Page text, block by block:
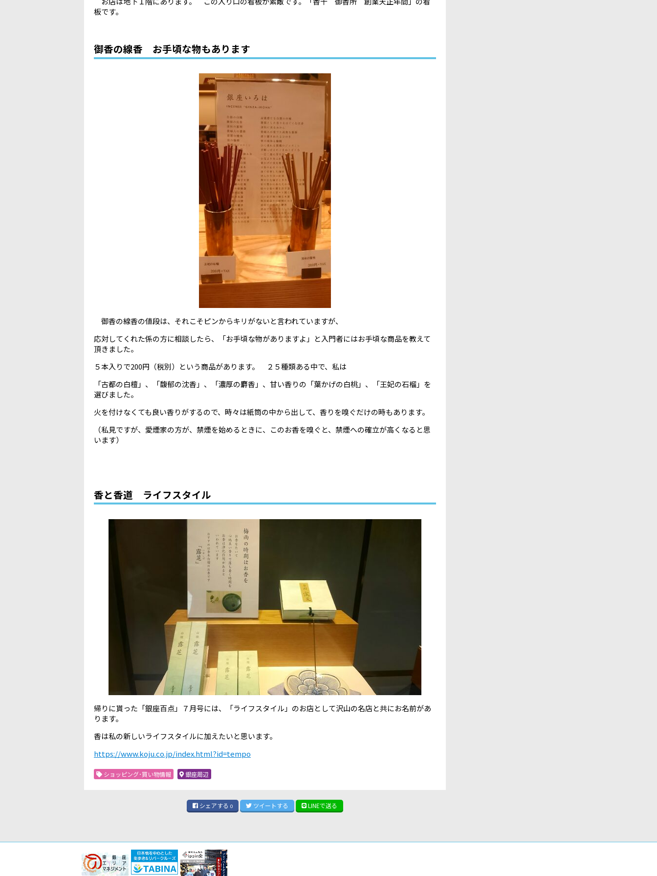
板です。
御香の線香 お手頃な物もあります
御香の線香の値段は、それこそピンからキリがないと言われていますが、
応対してくれた係の方に相談したら、「お手頃な物がありますよ」と入門者にはお手頃な商品を教えて
頂きました。
５本入りで200円（税別）という商品があります。 ２５種類ある中で、私は
「古都の白檀」、「馥郁の沈香」、「濃厚の麝香」、甘い香りの「葉かげの白桃」、「王妃の石榴」を
選びました。
火を付けなくても良い香りがするので、時々は紙筒の中から出して、香りを嗅ぐだけの時もあります。
（私見ですが、愛煙家の方が、禁煙を始めるときに、このお香を嗅ぐと、禁煙への確立が高くなると思
います）
香と香道 ライフスタイル
帰りに貰った「銀座百点」７月号には、「ライフスタイル」のお店として沢山の名店と共にお名前があ
ります。
香は私の新しいライフスタイルに加えたいと思います。
https://www.koju.co.jp/index.html?id=tempo
ショッピング･買い物情報 銀座周辺
シェアする 0 ツイートする LINEで送る